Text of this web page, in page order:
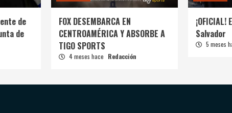
de
de
FOX DESEMBARCA EN
CENTROAMÉRICA Y ABSORBE A
TIGO SPORTS
4 meses hace Redacción
¡OFICIAL!
Salvador
5 meses